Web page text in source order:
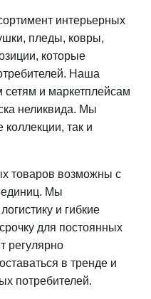
интерьерных
пледы, ковры,
которые
Наша
и маркетплейсам
неликвида. Мы
коллекции, так и
товаров возможны с
единиц. Мы
и гибкие
для постоянных
регулярно
в тренде и
потребителей.